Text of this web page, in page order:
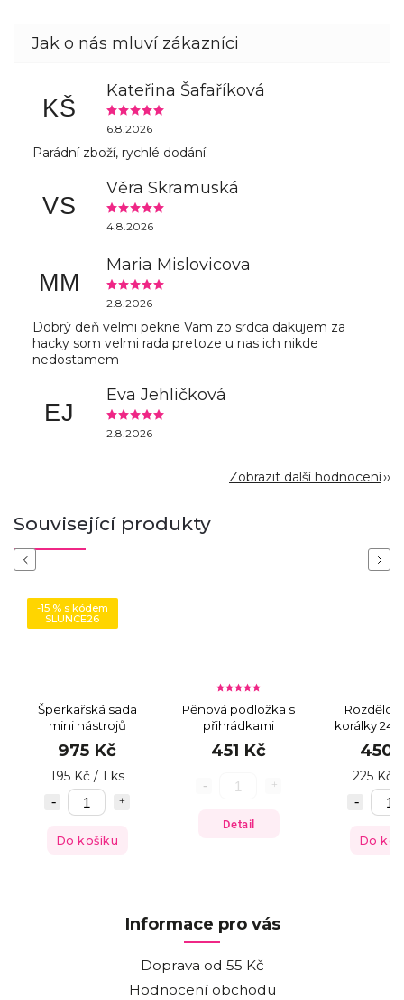
KŠ
Kateřina Šafaříková
6.8.2026
Parádní zboží, rychlé dodání.
VS
Věra Skramuská
4.8.2026
MM
Maria Mislovicova
2.8.2026
Dobrý deň velmi pekne Vam zo srdca dakujem za
hacky som velmi rada pretoze u nas ich nikde
nedostamem
EJ
Eva Jehličková
2.8.2026
Zobrazit další hodnocení
Související produkty
Previous
-15 % s kódem
SLUNCE26
Šperkařská sada
mini nástrojů
975 Kč
195 Kč / 1 ks
Do košíku
Pěnová podložka s
přihrádkami
451 Kč
Detail
korálky 24
2 ks
450
225 Kč /
Do
Next
Informace pro vás
Doprava od 55 Kč
Hodnocení obchodu